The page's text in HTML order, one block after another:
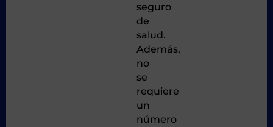
seguro
de
salud.
Además,
no
se
requiere
un
número